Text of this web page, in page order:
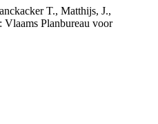
T., Matthijs, J.,
Planbureau voor